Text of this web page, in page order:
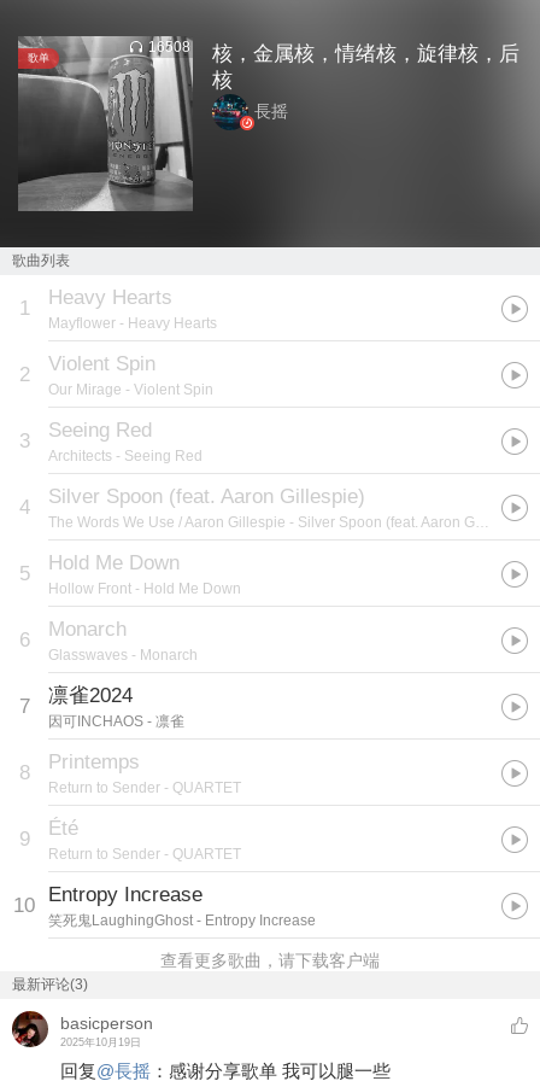
歌单
16508
核，金属核，情绪核，旋律核，后
核
長摇
歌曲列表
1 Heavy Hearts
Mayflower - Heavy Hearts
2 Violent Spin
Our Mirage - Violent Spin
3 Seeing Red
Architects - Seeing Red
4 Silver Spoon (feat. Aaron Gillespie)
The Words We Use / Aaron Gillespie - Silver Spoon (feat. Aaron Gillespie)
5 Hold Me Down
Hollow Front - Hold Me Down
6 Monarch
Glasswaves - Monarch
7 凛雀2024
因可INCHAOS - 凛雀
8 Printemps
Return to Sender - QUARTET
9 Été
Return to Sender - QUARTET
10 Entropy Increase
笑死鬼LaughingGhost - Entropy Increase
查看更多歌曲，请下载客户端
最新评论(3)
basicperson
2025年10月19日
回复@長摇 ： 感谢分享歌单 我可以腿一些